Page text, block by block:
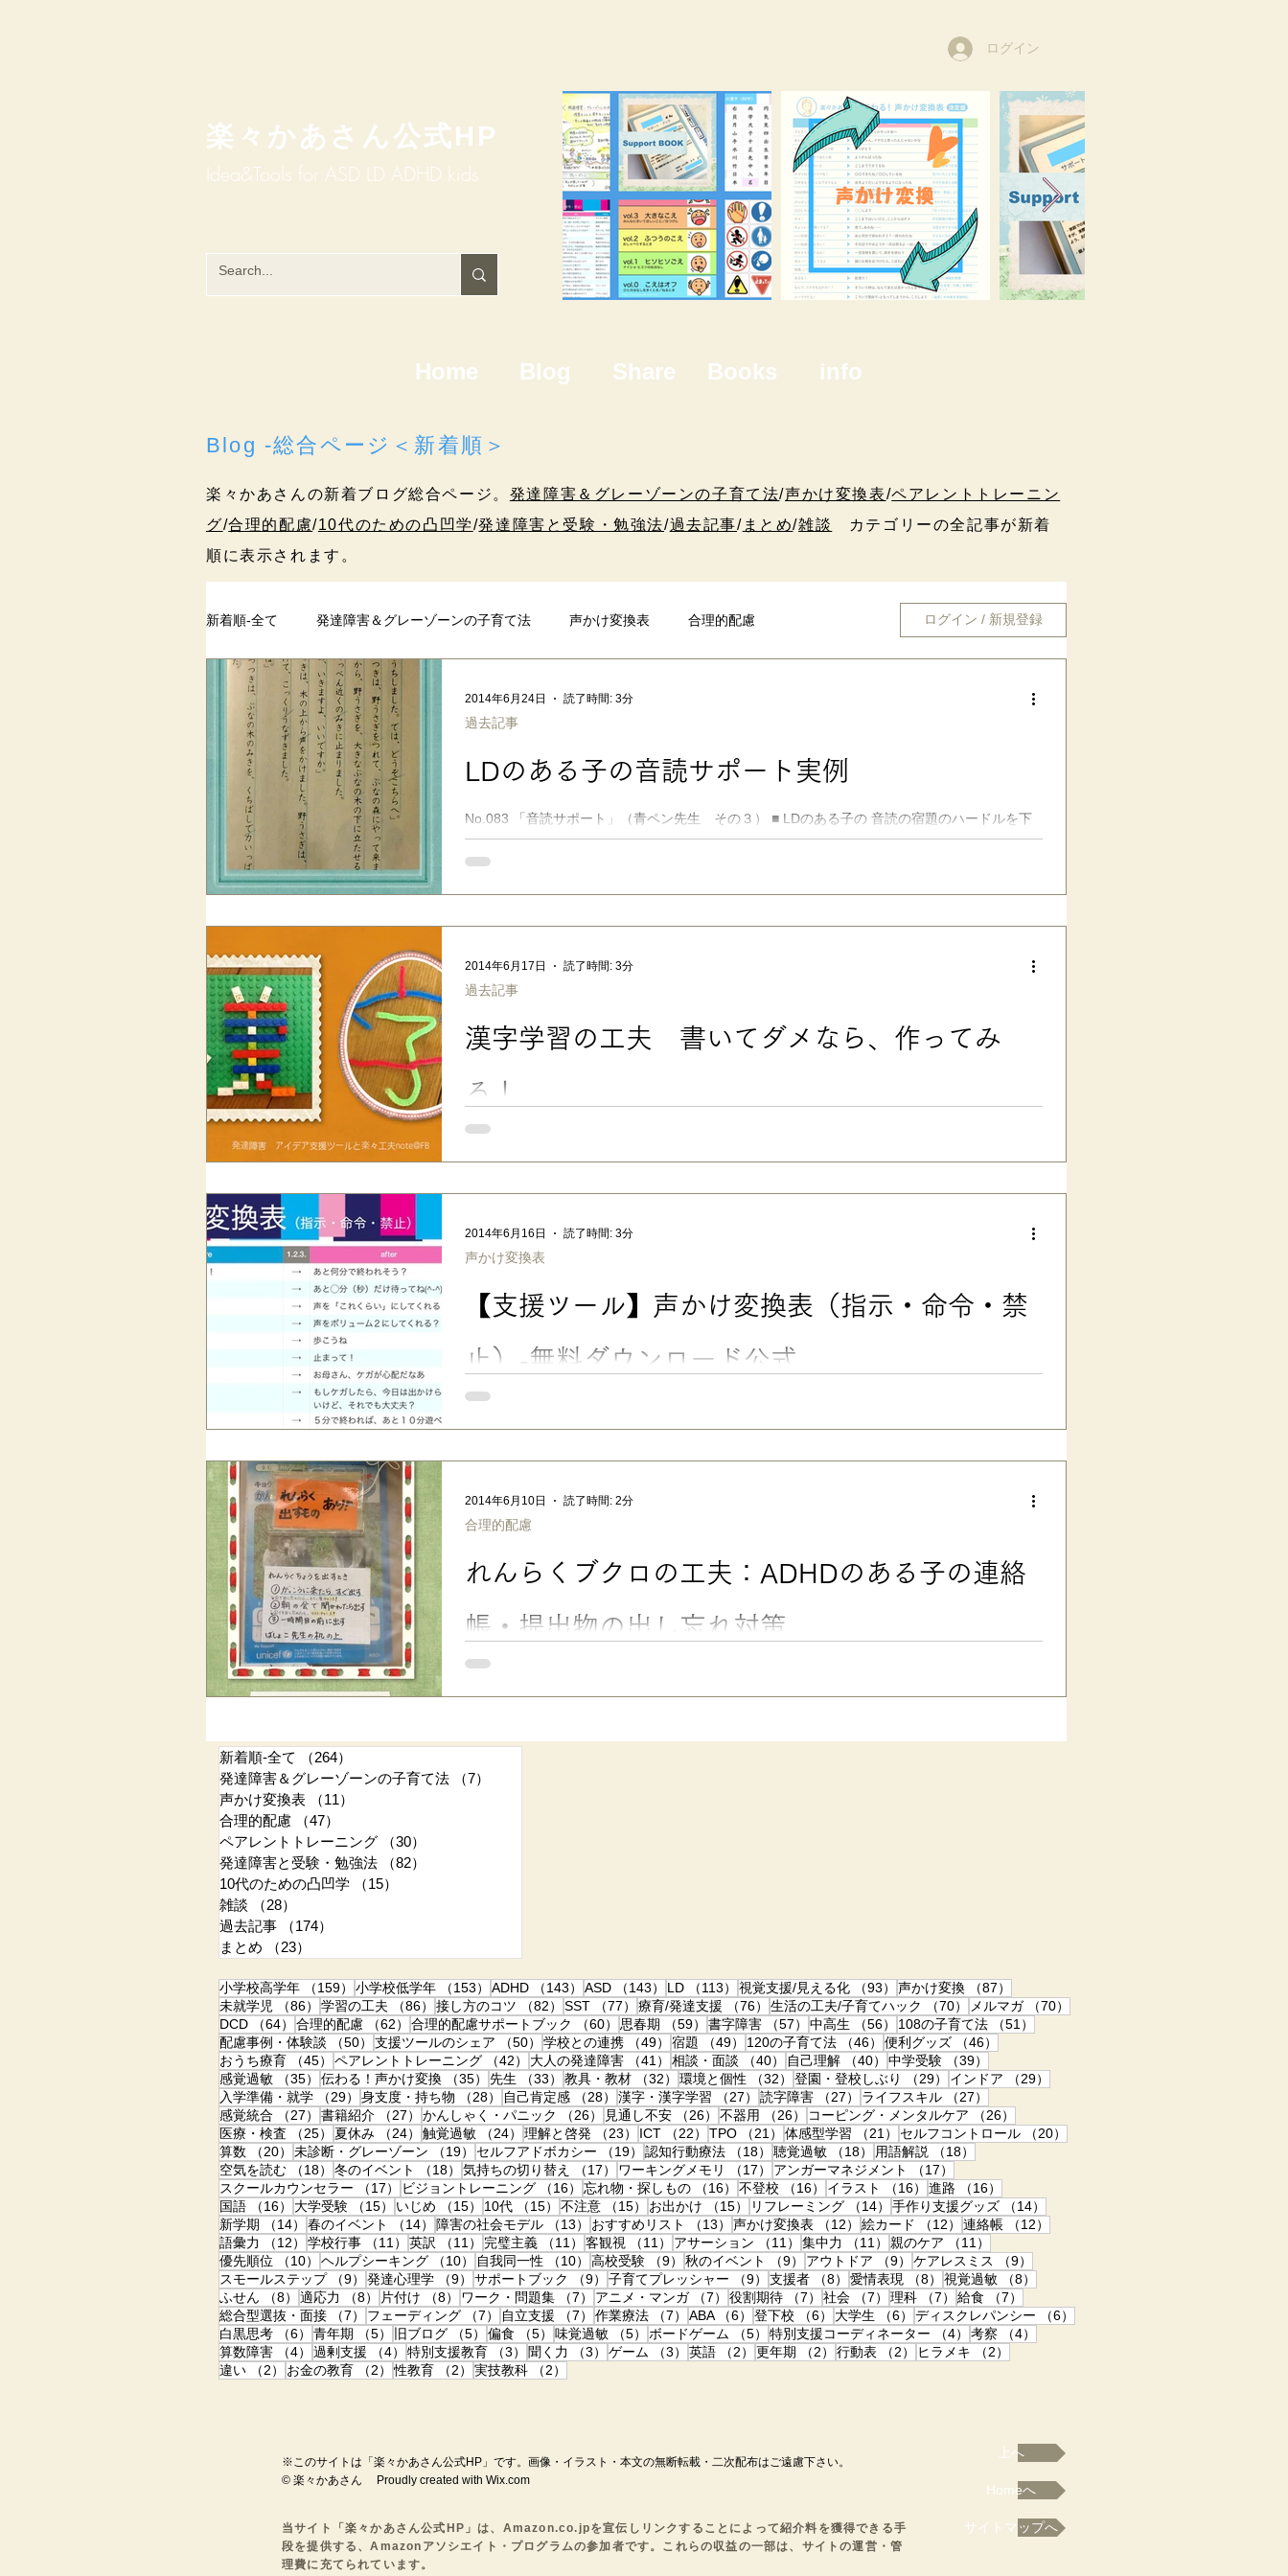
楽々かあさん公式HP
Idea&Tools​​ for ASD LD ADHD kids
ログイン
Home Blog Share Books info
Blog -総合ページ＜新着順＞
楽々かあさんの新着ブログ総合ページ。 発達障害＆グレーゾーンの子育て法/声かけ変換表/ペアレントトレーニン
グ/合理的配慮/10代のための凸凹学/発達障害と受験・勉強法/過去記事/ まとめ/雑談
カテゴリーの全記事が新着
順に表示されます。
新着順-全て 発達障害＆グレーゾーンの子育て法 声かけ変換表 合理的配慮
ペアレントトレーニング 発達障害と受験・勉強法 10代のための凸凹学
過去記事 まとめ
ログイン / 新規登録
LDのある子の音読サポート実例
No.083 「音読サポート」（青ペン先生 その３） ■ LDのある子の 音読の宿題のハードルを下
げる 「音読」の宿題のために、 教科書の文章の行の横にラインを入れ、単語または文節などで
区切り線 を入れています。 日本の小学生の宿題の定番、音読。 個人的には、黙って読んだ方が
ですよね〜。発声練習とも言えますね。 それでも長男は１年の頃は、漢字書き取りに比べれ
み方が複雑になった 叙情的な内容の物語などが出てくるようになった 。。。などの理由が考え
った。長かったです。漢字もよむのがむずかしかったです。」という、大変メタ的な感想が短く
過去記事
2014年6月24日 読了時間: 3分
漢字学習の工夫 書いてダメなら、作ってみ
る！
＞ 最近まで長男、暴れていました！！！笑 なぜなら、漢字が再・再・再テストになったから。
過去記事
2014年6月17日 読了時間: 3分
【支援ツール】声かけ変換表（指示・命令・禁
止）-無料ダウンロード公式
例 声かけ変換表作りました！ なんか、すごいリアリティ満載のBeforeの声かけ実例に、自分で
も分からない」状態から、「言えば分かる」状態になってくれます。 ・指示は具体的に、肯定
語で ・命令は丁寧にお願いしたり、合理的に説明 ・禁止は気持ちを伝え、やっていいことを教
ると、話を聞いてくれます。 人間というのは、否定形の言葉は入りにくいのだそうです。 「転
ぶな！」と言えば、転んでしまうんだとか。 また、情報が自分にとって「オトク」なものでな
声かけ変換表
2014年6月16日 読了時間: 3分
れんらくブクロの工夫：ADHDのある子の連絡
帳・提出物の出し忘れ対策
絡・提出物ありタグ」 入れと、いつどのタイミングでどこに出すか、のメモを貼付けていま
出しといてって言ったよね〜？ 問診票と希望調査票……あ、締め切り昨日までじゃん、コレ
合理的配慮
2014年6月10日 読了時間: 2分
新着順-全て （264）
発達障害＆グレーゾーンの子育て法
（7）
声かけ変換表
（11）
合理的配慮
（47）
ペアレントトレーニング
（30）
発達障害と受験・勉強法
（82）
10代のための凸凹学
（15）
雑談
（28）
過去記事
（174）
まとめ
（23）
小学校高学年 （159） 159件の記事
小学校低学年 （153） 153件の記事
ADHD （143） 143件の記事
ASD （143） 143件の記事
LD （113） 113件の記事
視覚支援/見える化 （93） 93件の記事
声かけ変換 （87）
未就学児
（86） 86件の記事
学習の工夫 （86） 86件の記事
接し方のコツ （82） 82件の記事
SST （77） 77件の記事
療育/発達支援 （76） 76件の記事
生活の工夫/子育てハック （70） 70件の記事
メルマガ （70）
DCD
（64） 64件の記事
合理的配慮 （62） 62件の記事
合理的配慮サポートブック （60） 60件の記事
思春期 （59） 59件の記事
書字障害 （57） 57件の記事
中高生 （56） 56件の記事
108の子育て法 （51）
配慮事例・体験談
（50） 50件の記事
支援ツールのシェア （50） 50件の記事
学校との連携 （49） 49件の記事
宿題 （49） 49件の記事
120の子育て法 （46） 46件の記事
便利グッズ （46）
おうち療育
（45） 45件の記事
ペアレントトレーニング （42） 42件の記事
大人の発達障害 （41） 41件の記事
相談・面談 （40） 40件の記事
自己理解 （40） 40件の記事
中学受験 （39）
感覚過敏
（35） 35件の記事
伝わる！声かけ変換 （35） 35件の記事
先生 （33） 33件の記事
教具・教材 （32） 32件の記事
環境と個性 （32） 32件の記事
登園・登校しぶり （29） 29件の記事
インドア （29）
入学準備・就学
（29） 29件の記事
身支度・持ち物 （28） 28件の記事
自己肯定感 （28） 28件の記事
漢字・漢字学習 （27） 27件の記事
読字障害 （27） 27件の記事
ライフスキル （27）
感覚統合
（27） 27件の記事
書籍紹介 （27） 27件の記事
かんしゃく・パニック （26） 26件の記事
見通し不安 （26） 26件の記事
不器用 （26） 26件の記事
コーピング・メンタルケア （26）
医療・検査
（25） 25件の記事
夏休み （24） 24件の記事
触覚過敏 （24） 24件の記事
理解と啓発 （23） 23件の記事
ICT （22） 22件の記事
TPO （21） 21件の記事
体感型学習 （21） 21件の記事
セルフコントロール （20）
算数
（20） 20件の記事
未診断・グレーゾーン （19） 19件の記事
セルフアドボカシー （19） 19件の記事
認知行動療法 （18） 18件の記事
聴覚過敏 （18） 18件の記事
用語解説 （18）
空気を読む
（18） 18件の記事
冬のイベント （18） 18件の記事
気持ちの切り替え （17） 17件の記事
ワーキングメモリ （17） 17件の記事
アンガーマネジメント （17）
スクールカウンセラー
（17） 17件の記事
ビジョントレーニング （16） 16件の記事
忘れ物・探しもの （16） 16件の記事
不登校 （16） 16件の記事
イラスト （16） 16件の記事
進路 （16）
国語
（16） 16件の記事
大学受験 （15） 15件の記事
いじめ （15） 15件の記事
10代 （15） 15件の記事
不注意 （15） 15件の記事
お出かけ （15） 15件の記事
リフレーミング （14） 14件の記事
手作り支援グッズ （14）
新学期
（14） 14件の記事
春のイベント （14） 14件の記事
障害の社会モデル （13） 13件の記事
おすすめリスト （13） 13件の記事
声かけ変換表 （12） 12件の記事
絵カード （12） 12件の記事
連絡帳 （12）
語彙力
（12） 12件の記事
学校行事 （11） 11件の記事
英訳 （11） 11件の記事
完璧主義 （11） 11件の記事
客観視 （11） 11件の記事
アサーション （11） 11件の記事
集中力 （11） 11件の記事
親のケア （11）
優先順位
（10） 10件の記事
ヘルプシーキング （10） 10件の記事
自我同一性 （10） 10件の記事
高校受験 （9） 9件の記事
秋のイベント （9） 9件の記事
アウトドア （9） 9件の記事
ケアレスミス （9）
スモールステップ
（9） 9件の記事
発達心理学 （9） 9件の記事
サポートブック （9） 9件の記事
子育てプレッシャー （9） 9件の記事
支援者 （8） 8件の記事
愛情表現 （8） 8件の記事
視覚過敏 （8）
ふせん
（8） 8件の記事
適応力 （8） 8件の記事
片付け （8） 8件の記事
ワーク・問題集 （7） 7件の記事
アニメ・マンガ （7） 7件の記事
役割期待 （7） 7件の記事
社会 （7） 7件の記事
理科 （7） 7件の記事
給食 （7）
総合型選抜・面接
（7） 7件の記事
フェーディング （7） 7件の記事
自立支援 （7） 7件の記事
作業療法 （7） 7件の記事
ABA （6） 6件の記事
登下校 （6） 6件の記事
大学生 （6） 6件の記事
ディスクレパンシー （6）
白黒思考
（6） 6件の記事
青年期 （5） 5件の記事
旧ブログ （5） 5件の記事
偏食 （5） 5件の記事
味覚過敏 （5） 5件の記事
ボードゲーム （5） 5件の記事
特別支援コーディネーター （4） 4件の記事
考察 （4）
算数障害
（4） 4件の記事
過剰支援 （4） 4件の記事
特別支援教育 （3） 3件の記事
聞く力 （3） 3件の記事
ゲーム （3） 3件の記事
英語 （2） 2件の記事
更年期 （2） 2件の記事
行動表 （2） 2件の記事
ヒラメキ （2）
違い
（2） 2件の記事
お金の教育 （2） 2件の記事
性教育 （2） 2件の記事
実技教科 （2）
※このサイトは「楽々かあさん公式HP」です。 画像・イラスト・本文の無断転載・二次配布はご遠慮下さい。
© 楽々かあさん Proudly created with Wix.com
​​当サイト「楽々かあさん公式HP」は、Amazon.co.jpを宣伝しリンクすることによって紹介料を獲得できる手
段を提供する、Amazonアソシエイト・プログラムの参加者です。 これらの収益の一部は、サイトの運営・管
理費に充てられています。
上へ
Homeへ
サイトマップへ